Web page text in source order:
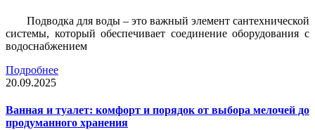
Подводка для воды – это важный элемент сантехнической
системы, который обеспечивает соединение оборудования с
водоснабжением
Подробнее
20.09.2025
Ванная и туалет: комфорт и порядок от выбора мелочей до
продуманного хранения